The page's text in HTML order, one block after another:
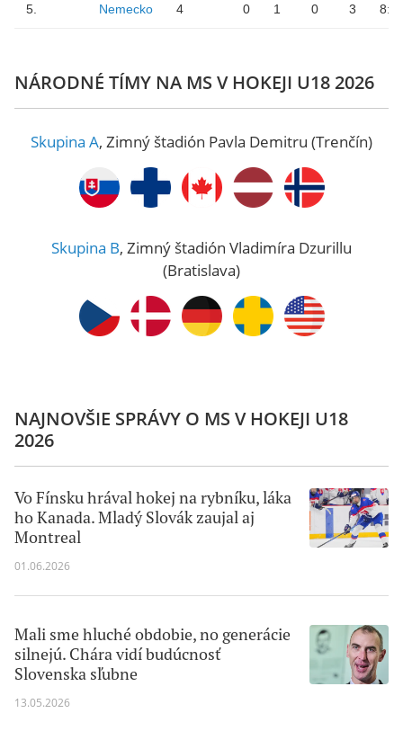
5. Nemecko 4 0 1 0 3
NÁRODNÉ TÍMY NA MS V HOKEJI U18 2026
Skupina A, Zimný štadión Pavla Demitru (Trenčín)
Skupina B, Zimný štadión Vladimíra Dzurillu
(Bratislava)
NAJNOVŠIE SPRÁVY O MS V HOKEJI U18
2026
Vo Fínsku hrával hokej na rybníku, láka
ho Kanada. Mladý Slovák zaujal aj
Montreal
01.06.2026
Mali sme hluché obdobie, no generácie
silnejú. Chára vidí budúcnosť
Slovenska sľubne
13.05.2026